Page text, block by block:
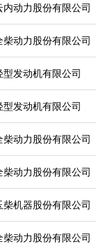
内动力股份有限公司
柴动力股份有限公司
型发动机有限公司
型发动机有限公司
柴动力股份有限公司
柴动力股份有限公司
柴机器股份有限公司
柴动力股份有限公司